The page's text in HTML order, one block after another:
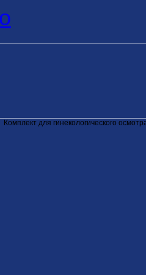
Комплект для гинекологического